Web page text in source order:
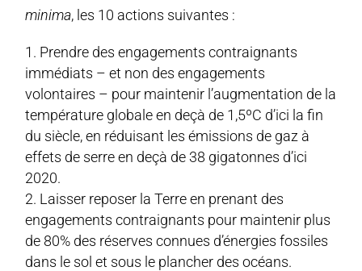
minima, les 10 actions suivantes :
Prendre des engagements contraignants
immédiats – et non des engagements
volontaires – pour maintenir l’augmentation de la
température globale en deçà de 1,5ºC d’ici la fin
du siècle, en réduisant les émissions de gaz à
effets de serre en deçà de 38 gigatonnes d’ici
2020.
Laisser reposer la Terre en prenant des
engagements contraignants pour maintenir plus
de 80% des réserves connues d’énergies fossiles
dans le sol et sous le plancher des océans.